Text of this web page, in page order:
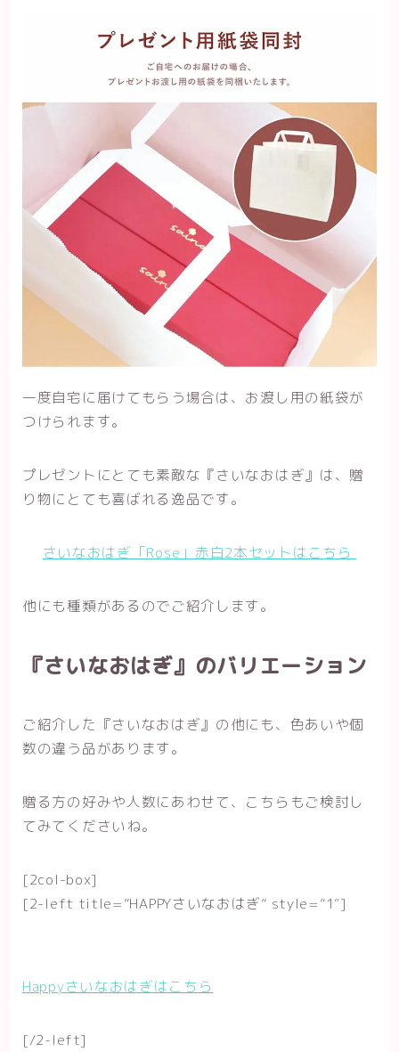
一度自宅に届けてもらう場合は、お渡し用の紙袋が
つけられます。
プレゼントにとても素敵な『さいなおはぎ』は、贈
り物にとても喜ばれる逸品です。
さいなおはぎ「Rose」赤白2本セットはこちら
他にも種類があるのでご紹介します。
『さいなおはぎ』のバリエーション
ご紹介した『さいなおはぎ』の他にも、色あいや個
数の違う品があります。
贈る方の好みや人数にあわせて、こちらもご検討し
てみてくださいね。
[2col-box]
[2-left title=”HAPPYさいなおはぎ” style=”1″]
Happyさいなおはぎはこちら
[/2-left]